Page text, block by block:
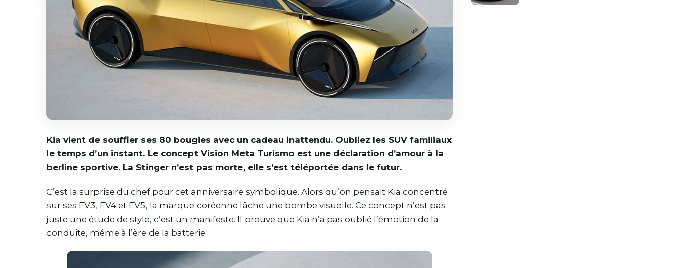
Kia vient de souffler ses 80 bougies avec un cadeau inattendu. Oubliez les SUV familiaux
le temps d’un instant. Le concept Vision Meta Turismo est une déclaration d’amour à la
berline sportive. La Stinger n’est pas morte, elle s’est téléportée dans le futur.
C’est la surprise du chef pour cet anniversaire symbolique. Alors qu’on pensait Kia concentré
sur ses EV3, EV4 et EV5, la marque coréenne lâche une bombe visuelle. Ce concept n’est pas
juste une étude de style, c’est un manifeste. Il prouve que Kia n’a pas oublié l’émotion de la
conduite, même à l’ère de la batterie.